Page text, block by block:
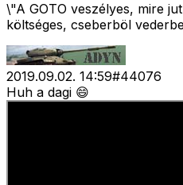
\"A GOTO veszélyes, mire
költséges, cseberböl
2019.09.02. 14:59#44076
Huh a dagi 😄